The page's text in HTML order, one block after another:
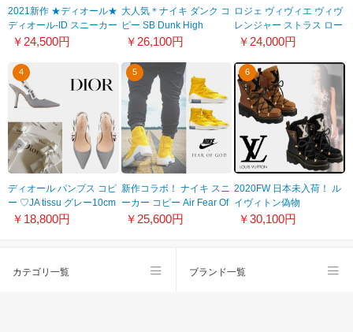
2021新作 ★ディオール★
ディオール-ID スニーカー
スーパーコピー カーフス
￥24,500円
大人気＊ナイキ ダンク コ
ピー SB Dunk High
Hawaii＊CZ2232-300＊
￥26,100円
ロジェ ヴィヴィエ ヴィヴ
レンジャー ストラス ロー
ファー 22042505
￥24,000円
4
ディオール パンプス コピ
ー ♡JA tissu グレー10cm
KCC201TFL_S33G
￥18,800円
5
新作コラボ！ ナイキ スニ
ーカー コピー Air Fear Of
God 1 Amarillo AR4237
￥25,600円
6
2020FW 日本未入荷！ ル
イヴィトン偽物
BEAUBOURG ボーブール
ン偽物 BEAUBOURG ボ
￥30,100円
カテゴリ一覧 ブランド一覧